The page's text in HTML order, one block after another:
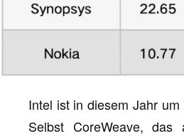
Intel ist in diesem Jahr um
Selbst CoreWeave,